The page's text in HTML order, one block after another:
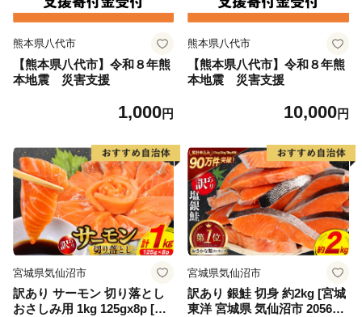
熊本県八代市
【熊本県八代市】令和８年熊
本地震 災害支援
1,000円
熊本県八代市
【熊本県八代市】令和８年熊
本地震 災害支援
10,000円
宮城県気仙沼市
訳あり サーモン 切り落とし
おさしみ用 1kg 125gx8p [足
宮城県気仙沼市
訳あり 銀鮭 切身 約2kg [宮城
東洋 宮城県 気仙沼市 205649